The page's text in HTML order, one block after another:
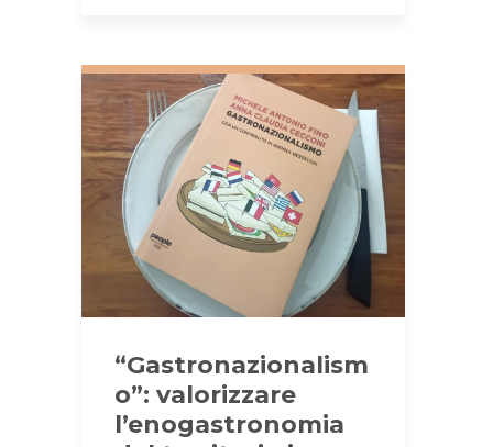
“Gastronazionalism
o”: valorizzare
l’enogastronomia